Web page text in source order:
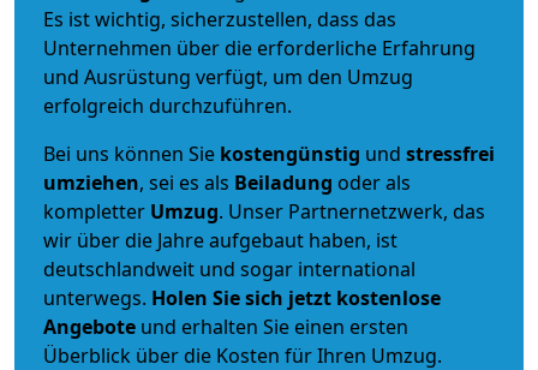
Es ist wichtig, sicherzustellen, dass das
Unternehmen über die erforderliche Erfahrung
und Ausrüstung verfügt, um den Umzug
erfolgreich durchzuführen.
Bei uns können Sie kostengünstig und stressfrei
umziehen, sei es als Beiladung oder als
kompletter Umzug. Unser Partnernetzwerk, das
wir über die Jahre aufgebaut haben, ist
deutschlandweit und sogar international
unterwegs. Holen Sie sich jetzt kostenlose
Angebote und erhalten Sie einen ersten
Überblick über die Kosten für Ihren Umzug.